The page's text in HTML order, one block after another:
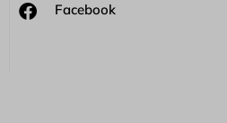
Facebook